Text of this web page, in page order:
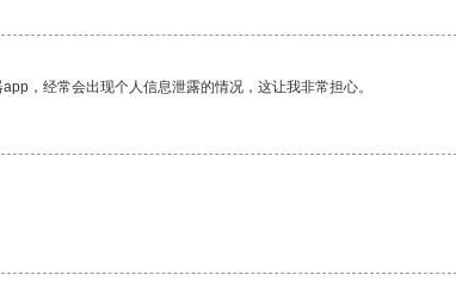
，经常会出现个人信息泄露的情况，这让我非常担心。